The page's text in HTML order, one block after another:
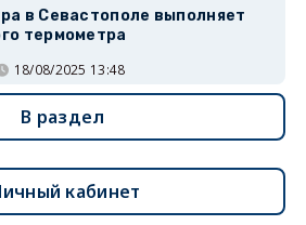
в Севастополе выполняет
термометра
18/08/2025 13:48
В раздел
кабинет